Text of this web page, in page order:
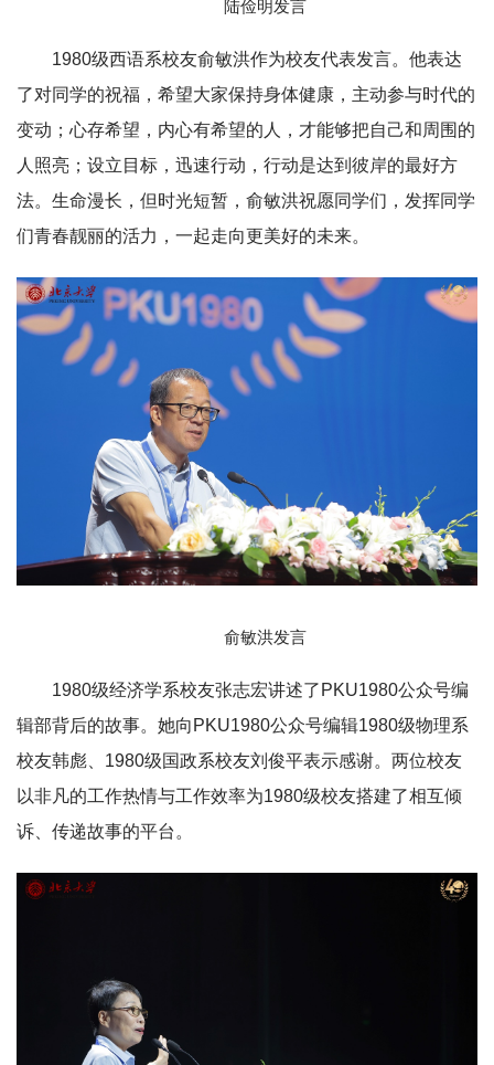
陆俭明发言
1980级西语系校友俞敏洪作为校友代表发言。他表达
了对同学的祝福，希望大家保持身体健康，主动参与时代的
变动；心存希望，内心有希望的人，才能够把自己和周围的
人照亮；设立目标，迅速行动，行动是达到彼岸的最好方
法。生命漫长，但时光短暂，俞敏洪祝愿同学们，发挥同学
们青春靓丽的活力，一起走向更美好的未来。
俞敏洪发言
1980级经济学系校友张志宏讲述了PKU1980公众号编
辑部背后的故事。她向PKU1980公众号编辑1980级物理系
校友韩彪、1980级国政系校友刘俊平表示感谢。两位校友
以非凡的工作热情与工作效率为1980级校友搭建了相互倾
诉、传递故事的平台。